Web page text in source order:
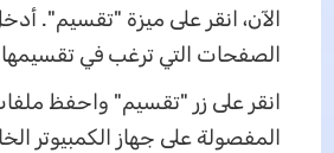
الآن، انقر على ميزة "تقسيم".
الصفحات التي ترغب في
انقر على زر "تقسيم" واحفظ
المفصولة على جهاز الكمبيوتر